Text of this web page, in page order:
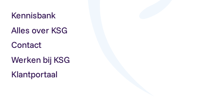
Kennisbank
Alles over KSG
Contact
Werken bij KSG
Klantportaal